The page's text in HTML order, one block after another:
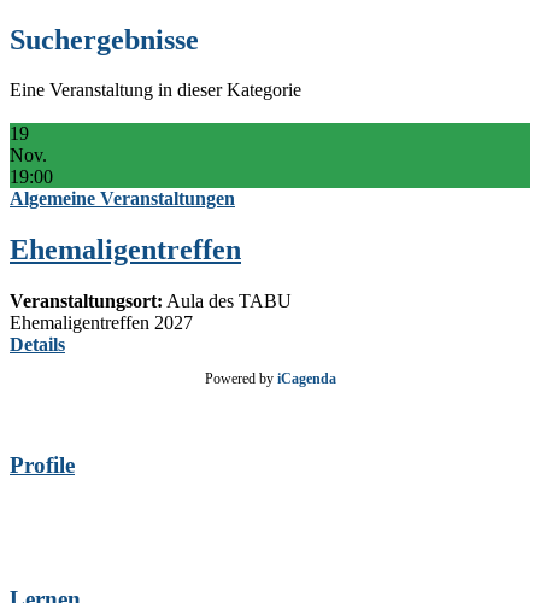
Suchergebnisse
Eine Veranstaltung in dieser Kategorie
19
Nov.
19:00
Algemeine Veranstaltungen
Ehemaligentreffen
Veranstaltungsort: Aula des TABU
Ehemaligentreffen 2027
Details
Powered by iCagenda
Profile